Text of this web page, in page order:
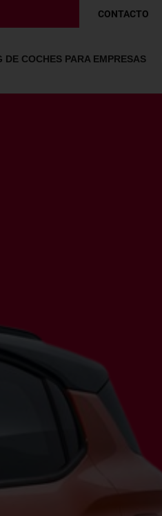
CONTACTO
DE COCHES PARA EMPRESAS